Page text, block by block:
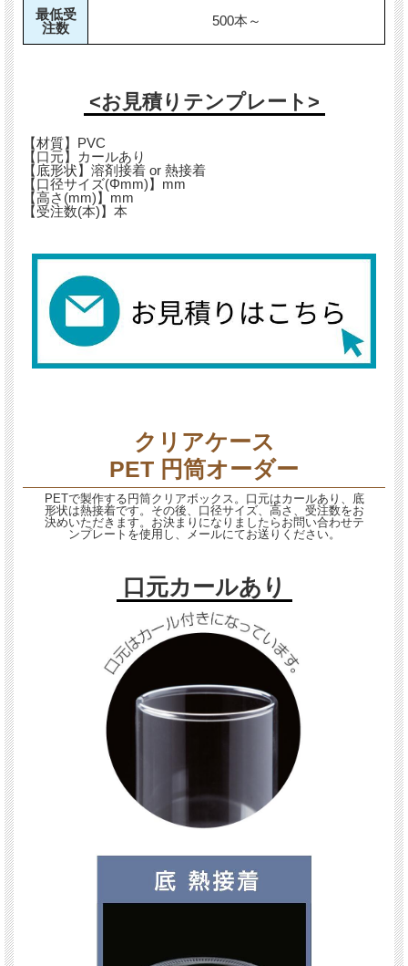
最低受
注数
500本～
<お見積りテンプレート>
【材質】PVC
【口元】カールあり
【底形状】溶剤接着 or 熱接着
【口径サイズ(Φmm)】mm
【高さ(mm)】mm
【受注数(本)】本
クリアケース
PET 円筒オーダー
PETで製作する円筒クリアボックス。口元はカールあり、底
形状は熱接着です。その後、口径サイズ、高さ、受注数をお
決めいただきます。お決まりになりましたらお問い合わせテ
ンプレートを使用し、メールにてお送りください。
口元カールあり